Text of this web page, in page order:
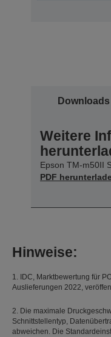
Downloads
Weitere
Epson TM-m50II
PDF
Hinweise:
1. IDC, Marktbewertung für
Auslieferungen 2022,
2. Die maximale
Schnittstellentyp,
abweichen. Die